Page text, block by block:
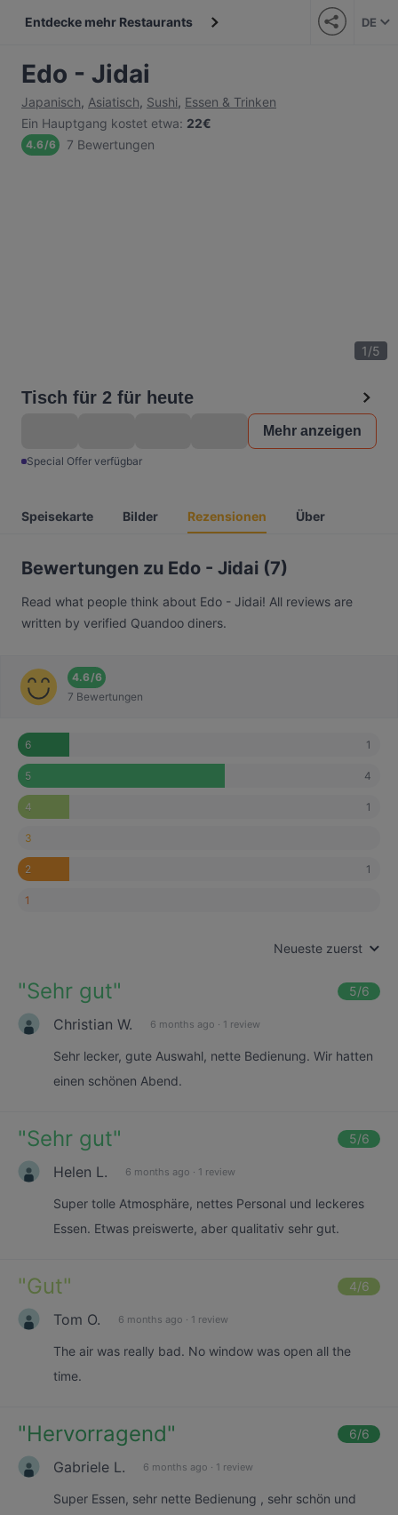
Entdecke mehr Restaurants DE
Edo - Jidai
Japanisch, Asiatisch, Sushi, Essen & Trinken
Ein Hauptgang kostet etwa: 22€
4.6/6 7 Bewertungen
1/5
Tisch für 2 für heute
Mehr anzeigen
Special Offer verfügbar
Speisekarte Bilder Rezensionen Über
Bewertungen zu Edo - Jidai (7)
Read what people think about Edo - Jidai! All reviews are
written by verified Quandoo diners.
4.6/6
7 Bewertungen
6 1
5 4
4 1
3
2 1
1
Neueste zuerst
"Sehr gut" 5/6
Christian W. 6 months ago · 1 review
Sehr lecker, gute Auswahl, nette Bedienung. Wir hatten
einen schönen Abend.
"Sehr gut" 5/6
Helen L. 6 months ago · 1 review
Super tolle Atmosphäre, nettes Personal und leckeres
Essen. Etwas preiswerte, aber qualitativ sehr gut.
"Gut" 4/6
Tom O. 6 months ago · 1 review
The air was really bad. No window was open all the
time.
"Hervorragend" 6/6
Gabriele L. 6 months ago · 1 review
Super Essen, sehr nette Bedienung , sehr schön und